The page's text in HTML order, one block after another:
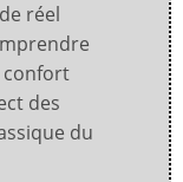
réel
confort
des
du